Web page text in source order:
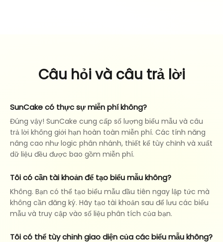
Câu hỏi và câu trả lời
SunCake có thực sự miễn phí không?
Đúng vậy! SunCake cung cấp số lượng biểu mẫu và câu
trả lời không giới hạn hoàn toàn miễn phí. Các tính năng
nâng cao như logic phân nhánh, thiết kế tùy chỉnh và xuất
dữ liệu đều được bao gồm miễn phí.
Tôi có cần tài khoản để tạo biểu mẫu không?
Không. Bạn có thể tạo biểu mẫu đầu tiên ngay lập tức mà
không cần đăng ký. Hãy tạo tài khoản sau để lưu các biểu
mẫu và truy cập vào số liệu phân tích của bạn.
Tôi có thể tùy chỉnh giao diện của các biểu mẫu không?